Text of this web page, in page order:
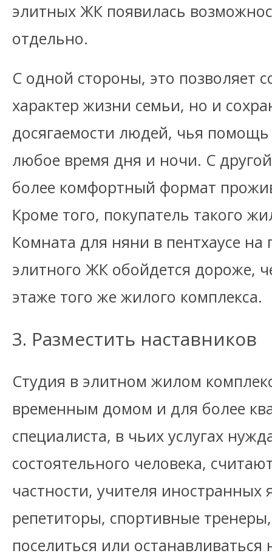
элитных ЖК появилась
отдельно.
С одной стороны, это позволяет
характер жизни семьи, но и
досягаемости людей, чья
любое время дня и ночи. С
более комфортный формат
Кроме того, покупатель такого
Комната для няни в пентхаусе на
элитного ЖК обойдется дороже,
этаже того же жилого комплекса.
3. Разместить наставников
Студия в элитном жилом
временным домом и для более
специалиста, в чьих услугах
состоятельного человека,
частности, учителя иностранных
репетиторы, спортивные
поселиться или останавливаться